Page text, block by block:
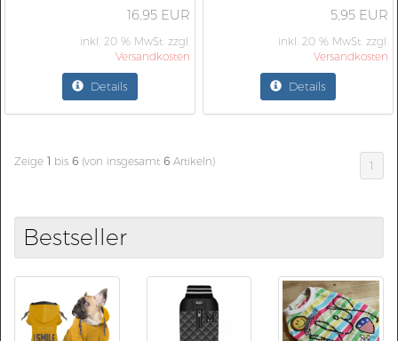
16,95 EUR
inkl. 20 % MwSt. zzgl.
Versandkosten
Details
5,95 EUR
inkl. 20 % MwSt. zzgl.
Versandkosten
Details
Zeige 1 bis 6 (von insgesamt 6 Artikeln) 1
Bestseller